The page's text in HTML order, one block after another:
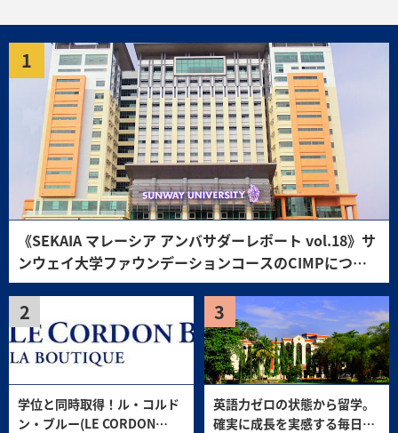
《SEKAIA マレーシア アンバサダーレポート vol.18》サ
ンウェイ大学ファウンデーションコースのCIMPについ
て
学位と同時取得！ル・コルド
ン・ブルー(LE CORDON
英語力ゼロの状態から留学。
確実に成長を実感する毎日